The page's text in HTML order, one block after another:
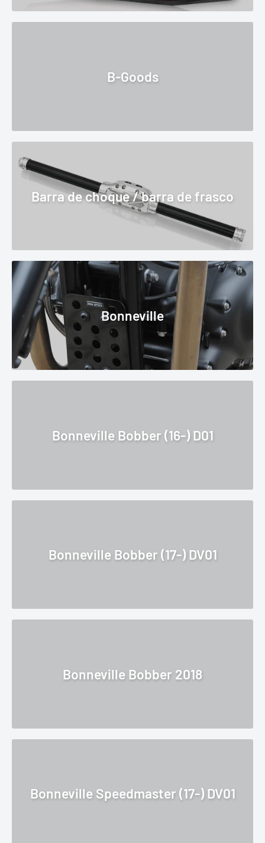
B-Goods
Barra de choque / barra de frasco
Bonneville
Bonneville Bobber (16-) D01
Bonneville Bobber (17-) DV01
Bonneville Bobber 2018
Bonneville Speedmaster (17-) DV01